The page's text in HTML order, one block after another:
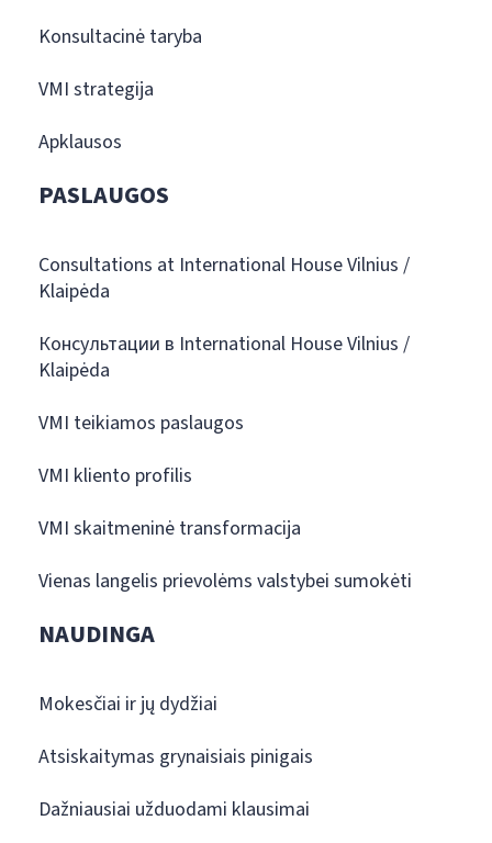
Konsultacinė taryba
VMI strategija
Apklausos
PASLAUGOS
Consultations at International House Vilnius /
Klaipėda
Консультации в International House Vilnius /
Klaipėda
VMI teikiamos paslaugos
VMI kliento profilis
VMI skaitmeninė transformacija
Vienas langelis prievolėms valstybei sumokėti
NAUDINGA
Mokesčiai ir jų dydžiai
Atsiskaitymas grynaisiais pinigais
Dažniausiai užduodami klausimai